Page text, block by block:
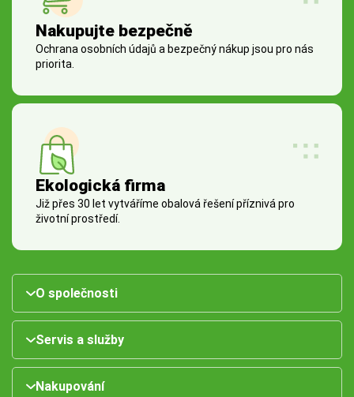
Nakupujte bezpečně
Ochrana osobních údajů a bezpečný nákup jsou pro nás
priorita.
Ekologická firma
Již přes 30 let vytváříme obalová řešení příznivá pro
životní prostředí.
O společnosti
Servis a služby
Nakupování